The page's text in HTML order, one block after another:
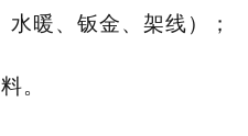
暖、钣金、架线）；
。